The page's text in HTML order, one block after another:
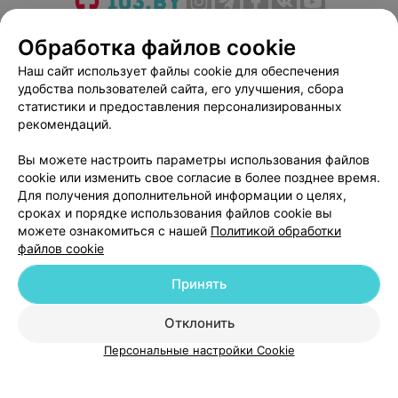
Медицинский маркетинг
Публичный договор
Пользовательское соглашение
Способы оплаты
Вакансии
Партнеры
Написать руководителю 103.by
Персональные настройки cookie
Обработка персональных данных
© 2026 ООО «Артокс Лаб», УНП 191700409| 220012, Республика Беларусь,
г. Минск, улица Толбухина, 2, пом. 16 | help@103.by
Обработка файлов cookie
Наш сайт использует файлы cookie для обеспечения
удобства пользователей сайта, его улучшения, сбора
статистики и предоставления персонализированных
рекомендаций.
Вы можете настроить параметры использования файлов
cookie или изменить свое согласие в более позднее время.
Для получения дополнительной информации о целях,
сроках и порядке использования файлов cookie вы
можете ознакомиться с нашей Политикой обработки
файлов cookie
Отклонить
Принять
Персональные настройки Cookie